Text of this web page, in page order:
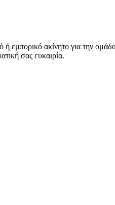
ή εμπορικό ακίνητο για την
σας ευκαιρία.